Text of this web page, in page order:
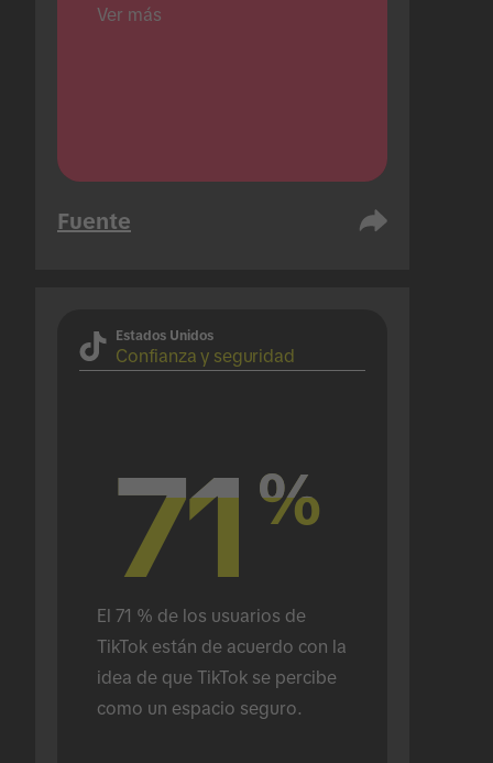
Ver más
Fuente
Estados Unidos
Confianza y seguridad
71 %
71 %
El 71 % de los usuarios de
TikTok están de acuerdo con la
idea de que TikTok se percibe
como un espacio seguro.